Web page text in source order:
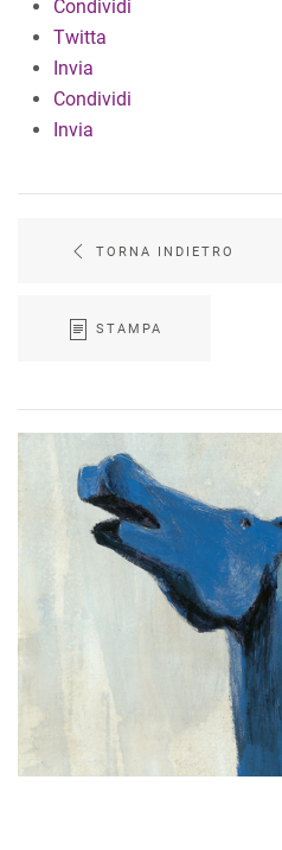
Condividi
Twitta
Invia
Condividi
Invia
TORNA INDIETRO
STAMPA